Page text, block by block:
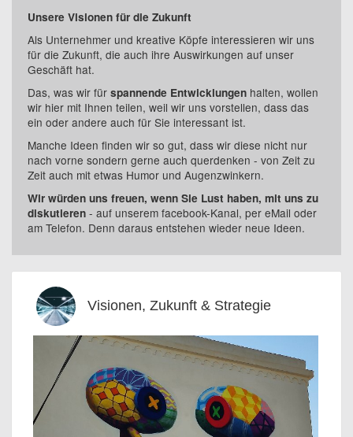
Unsere Visionen für die Zukunft
Als Unternehmer und kreative Köpfe interessieren wir uns
für die Zukunft, die auch ihre Auswirkungen auf unser
Geschäft hat.
Das, was wir für spannende Entwicklungen halten, wollen
wir hier mit Ihnen teilen, weil wir uns vorstellen, dass das
ein oder andere auch für Sie interessant ist.
Manche Ideen finden wir so gut, dass wir diese nicht nur
nach vorne sondern gerne auch querdenken - von Zeit zu
Zeit auch mit etwas Humor und Augenzwinkern.
Wir würden uns freuen, wenn Sie Lust haben, mit uns zu
diskutieren - auf unserem facebook-Kanal, per eMail oder
am Telefon. Denn daraus entstehen wieder neue Ideen.
Visionen, Zukunft & Strategie